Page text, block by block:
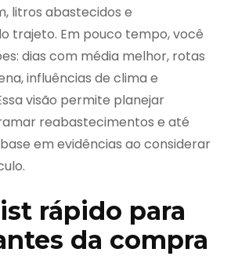
litros abastecidos e
trajeto. Em pouco tempo, você
dias com média melhor, rotas
influências de clima e
visão permite planejar
reabastecimentos e até
em evidências ao considerar
rápido para
da compra